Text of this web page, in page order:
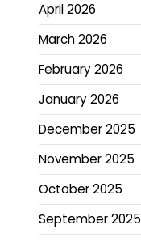
April 2026
March 2026
February 2026
January 2026
December 2025
November 2025
October 2025
September 2025